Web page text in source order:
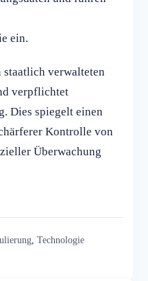
ein.
verwalteten
verpflichtet
Dies spiegelt einen
Kontrolle von
Überwachung
Technologie